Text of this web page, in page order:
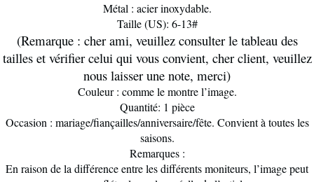
Métal : acier inoxydable.
Taille (US): 6-13#
(Remarque : cher ami, veuillez consulter le tableau des
tailles et vérifier celui qui vous convient, cher client, veuillez
nous laisser une note, merci)
Couleur : comme le montre l’image.
Quantité: 1 pièce
Occasion : mariage/fiançailles/anniversaire/fête. Convient à toutes les
saisons.
Remarques :
En raison de la différence entre les différents moniteurs, l’image peut